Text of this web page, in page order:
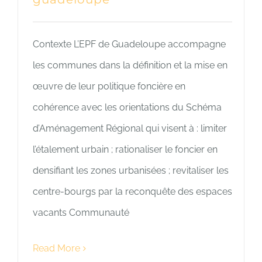
Contexte L’EPF de Guadeloupe accompagne
les communes dans la définition et la mise en
œuvre de leur politique foncière en
cohérence avec les orientations du Schéma
d’Aménagement Régional qui visent à : limiter
l’étalement urbain ; rationaliser le foncier en
densifiant les zones urbanisées ; revitaliser les
centre-bourgs par la reconquête des espaces
vacants Communauté
Read More